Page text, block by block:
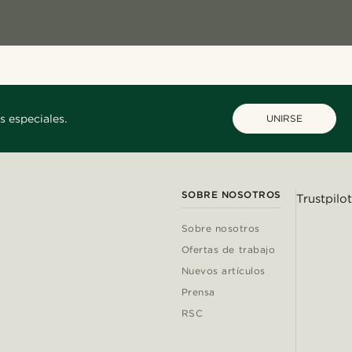
especiales. UNIRSE
SOBRE NOSOTROS
Sobre nosotros
Ofertas de trabajo
Nuevos artículos
Prensa
RSC
Trustpilot